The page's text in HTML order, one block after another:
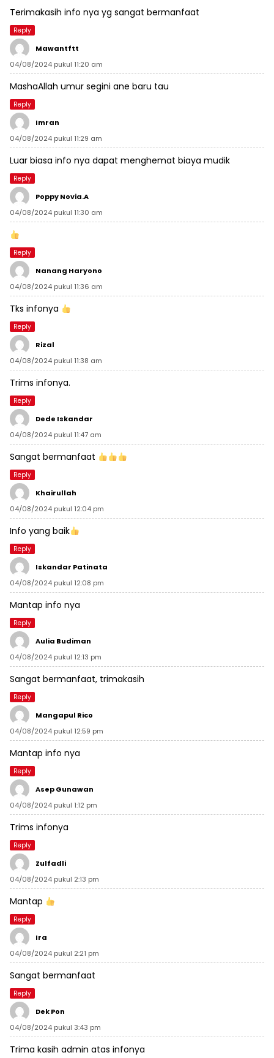
Terimakasih info nya yg sangat bermanfaat
Reply
Mawantftt
04/08/2024 pukul 11:20 am
MashaAllah umur segini ane baru tau
Reply
Imran
04/08/2024 pukul 11:29 am
Luar biasa info nya dapat menghemat biaya mudik
Reply
Poppy Novia.a
04/08/2024 pukul 11:30 am
Reply
Nanang Haryono
04/08/2024 pukul 11:36 am
Tks infonya
Reply
Rizal
04/08/2024 pukul 11:38 am
Trims infonya.
Reply
Dede Iskandar
04/08/2024 pukul 11:47 am
Sangat bermanfaat
Reply
Khairullah
04/08/2024 pukul 12:04 pm
Info yang baik
Reply
Iskandar Patinata
04/08/2024 pukul 12:08 pm
Mantap info nya
Reply
Aulia Budiman
04/08/2024 pukul 12:13 pm
Sangat bermanfaat, trimakasih
Reply
Mangapul Rico
04/08/2024 pukul 12:59 pm
Mantap info nya
Reply
Asep Gunawan
04/08/2024 pukul 1:12 pm
Trims infonya
Reply
Zulfadli
04/08/2024 pukul 2:13 pm
Mantap
Reply
Ira
04/08/2024 pukul 2:21 pm
Sangat bermanfaat
Reply
Dek Pon
04/08/2024 pukul 3:43 pm
Trima kasih admin atas infonya